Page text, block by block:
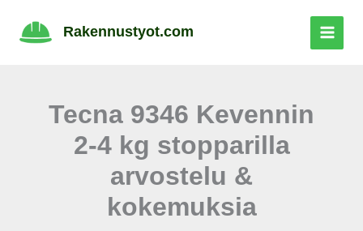
sisältöön
Rakennustyot.com
Tecna 9346 Kevennin
2-4 kg stopparilla
arvostelu &
kokemuksia